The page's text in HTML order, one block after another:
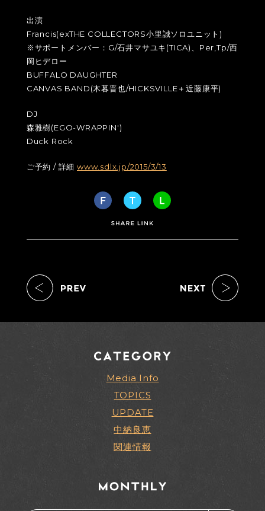
出演
Francis(exTHE COLLECTORS小里誠ソロユニット)
※サポートメンバー：G/石井マサユキ(TICA)、Per,Tp/西
岡ヒデロー
BUFFALO DAUGHTER
CANVAS BAND(木暮晋也/HICKSVILLE＋近藤康平)
DJ
森雅樹(EGO-WRAPPIN')
Duck Rock
ご予約 / 詳細 www.sdlx.jp/2015/3/13
Media Info
TOPICS
UPDATE
中納良恵
関連情報